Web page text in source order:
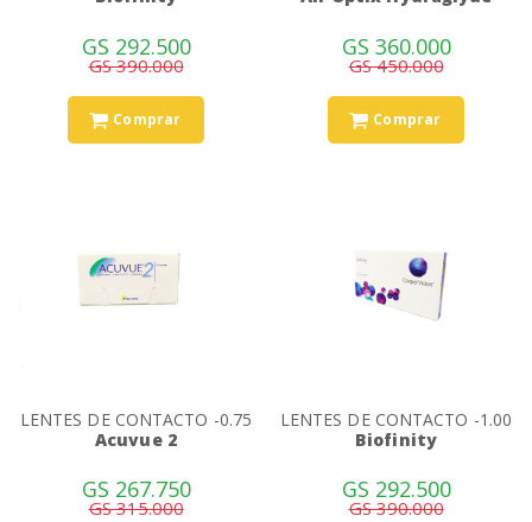
GS 292.500
GS 390.000
Comprar
GS 360.000
GS 450.000
Comprar
LENTES DE CONTACTO -0.75
Acuvue 2
GS 267.750
GS 315.000
LENTES DE CONTACTO -1.00
Biofinity
GS 292.500
GS 390.000